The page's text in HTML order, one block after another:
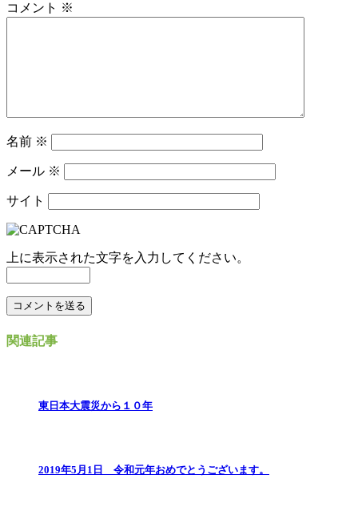
コメント ※
名前 ※
メール ※
サイト
上に表示された文字を入力してください。
関連記事
東日本大震災から１０年
2019年5月1日 令和元年おめでとうございます。